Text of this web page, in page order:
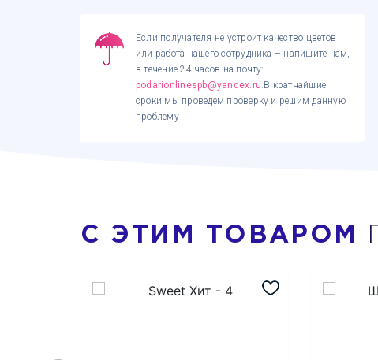
Если получателя не устроит качество цветов
или работа нашего сотрудника – напишите нам,
в течение 24 часов на почту:
podarionlinespb@yandex.ru.В кратчайшие
сроки мы проведем проверку и решим данную
проблему
С ЭТИМ ТОВАРОМ